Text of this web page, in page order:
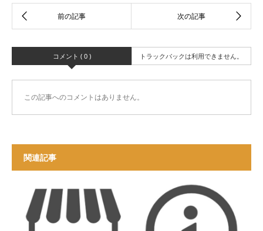
コメント ( 0 ) トラックバックは利用できません。
この記事へのコメントはありません。
関連記事